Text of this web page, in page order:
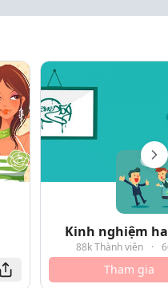
Kinh nghiệm
88k Thành viên ·
Tham gia